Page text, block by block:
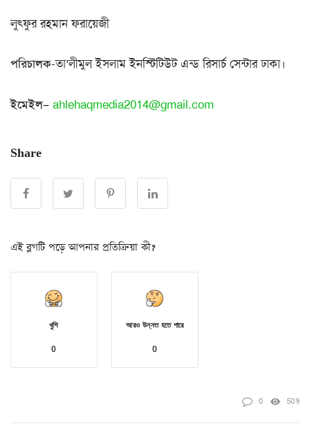
লুৎফুর রহমান ফরায়েজী
পরিচালক-তা’লীমুল ইসলাম ইনস্টিটিউট এন্ড রিসার্চ সেন্টার ঢাকা।
ইমেইল– ahlehaqmedia2014@gmail.com
Share
এই ব্লগটি পড়ে আপনার প্রতিক্রিয়া কী?
খুশি
0
আরও উন্নত হতে পারে
0
0 509